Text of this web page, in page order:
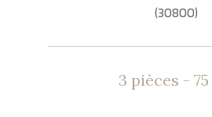
(30800)
3 pièces - 75